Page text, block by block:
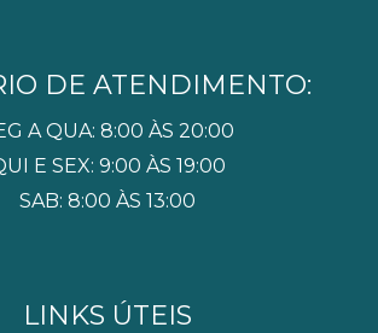
DE ATENDIMENTO:
A QUA: 8:00 ÀS 20:00
E SEX: 9:00 ÀS 19:00
SAB: 8:00 ÀS 13:00
LINKS ÚTEIS